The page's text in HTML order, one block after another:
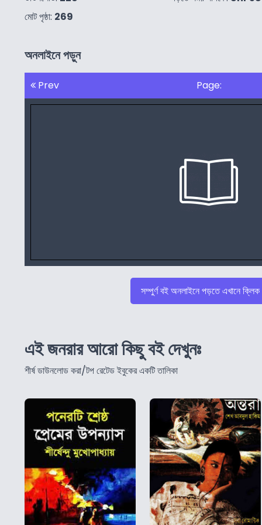
মোট পৃষ্ঠা: 269
অনলাইনে পড়ুন
Prev Page:
সম্পুর্ণ বই অনলাইনে পড়তে এখানে
এই জনরার আরো কিছু বই দেখুনঃ
শীর্ষ ডাউনলোড করা/টপ রেটেড ইবুকের একটি তালিকা